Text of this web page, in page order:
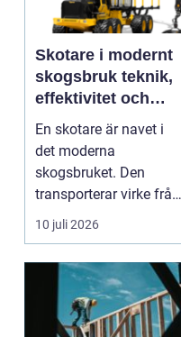
Skotare i modernt
skogsbruk teknik,
effektivitet och
hållbarhet
En skotare är navet i
det moderna
skogsbruket. Den
transporterar virke från
avverkningsplatsen till
10 juli 2026